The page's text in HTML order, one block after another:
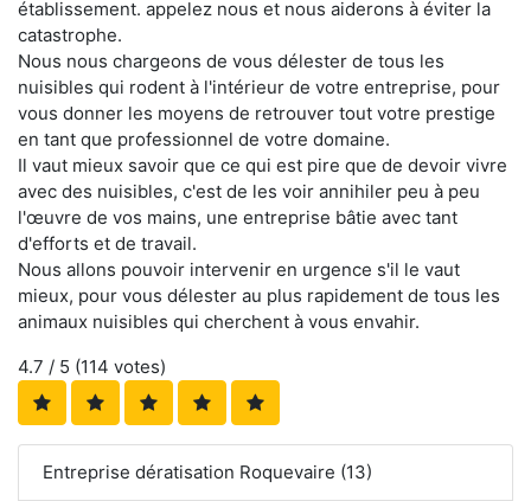
établissement. appelez nous et nous aiderons à éviter la
catastrophe.
Nous nous chargeons de vous délester de tous les
nuisibles qui rodent à l'intérieur de votre entreprise, pour
vous donner les moyens de retrouver tout votre prestige
en tant que professionnel de votre domaine.
Il vaut mieux savoir que ce qui est pire que de devoir vivre
avec des nuisibles, c'est de les voir annihiler peu à peu
l'œuvre de vos mains, une entreprise bâtie avec tant
d'efforts et de travail.
Nous allons pouvoir intervenir en urgence s'il le vaut
mieux, pour vous délester au plus rapidement de tous les
animaux nuisibles qui cherchent à vous envahir.
4.7 / 5 (114 votes)
Entreprise dératisation Roquevaire (13)